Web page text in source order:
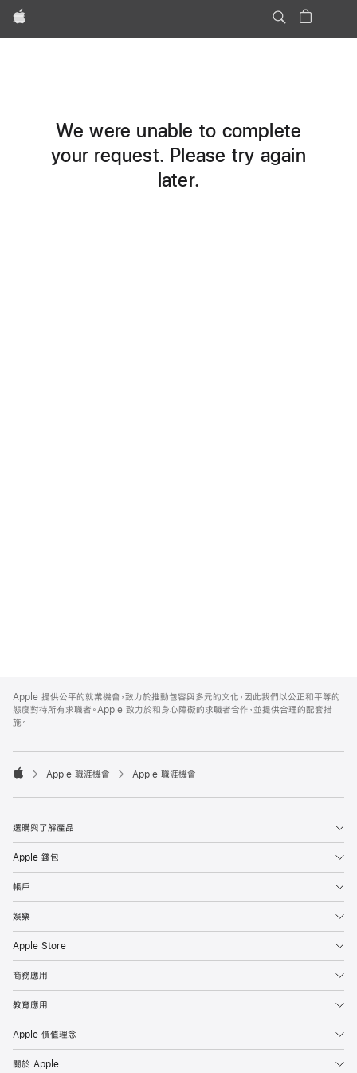
Apple
We were unable to complete
your request. Please try again
later.
Footer
Apple 提供公平的就業機會，致力於推動包容與多元的文化，因此我們以公正和平等的
態度對待所有求職者。Apple 致力於和身心障礙的求職者合作，並提供合理的配套措
施。

Apple 職涯機會 Apple 職涯機會
選購與了解產品
Apple 錢包
帳戶
娛樂
Apple Store
商務應用
教育應用
Apple 價值理念
關於 Apple